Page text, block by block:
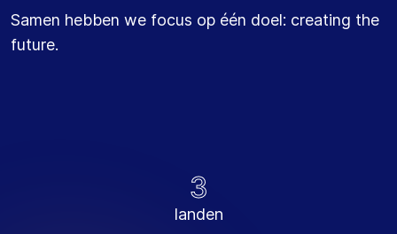
Samen hebben we focus op één doel: creating the
future.
3
landen